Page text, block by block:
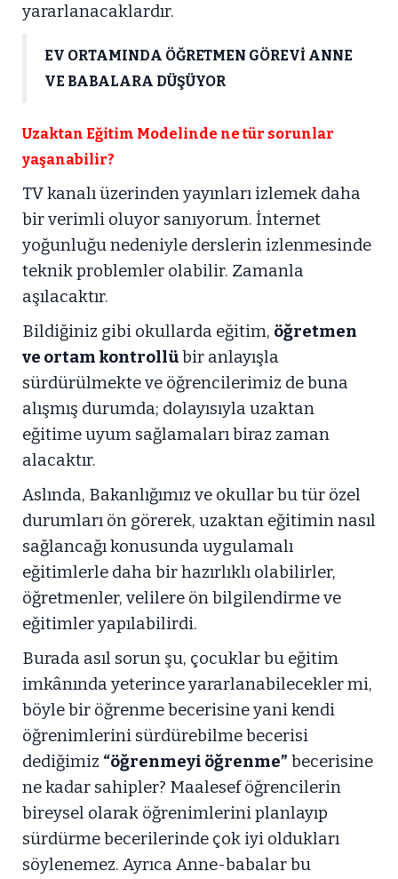
yararlanacaklardır.
EV ORTAMINDA ÖĞRETMEN GÖREVİ ANNE
VE BABALARA DÜŞÜYOR
Uzaktan Eğitim Modelinde ne tür sorunlar
yaşanabilir?
TV kanalı üzerinden yayınları izlemek daha
bir verimli oluyor sanıyorum. İnternet
yoğunluğu nedeniyle derslerin izlenmesinde
teknik problemler olabilir. Zamanla
aşılacaktır.
Bildiğiniz gibi okullarda eğitim, öğretmen
ve ortam kontrollübir anlayışla
sürdürülmekte ve öğrencilerimiz de buna
alışmış durumda; dolayısıyla uzaktan
eğitime uyum sağlamaları biraz zaman
alacaktır.
Aslında, Bakanlığımız ve okullar bu tür özel
durumları ön görerek, uzaktan eğitimin nasıl
sağlancağı konusunda uygulamalı
eğitimlerle daha bir hazırlıklı olabilirler,
öğretmenler, velilere ön bilgilendirme ve
eğitimler yapılabilirdi.
Burada asıl sorun şu, çocuklar bu eğitim
imkânında yeterince yararlanabilecekler mi,
böyle bir öğrenme becerisine yani kendi
öğrenimlerini sürdürebilme becerisi
dediğimiz “öğrenmeyi öğrenme” becerisine
ne kadar sahipler? Maalesef öğrencilerin
bireysel olarak öğrenimlerini planlayıp
sürdürme becerilerinde çok iyi oldukları
söylenemez. Ayrıca Anne-babalar bu